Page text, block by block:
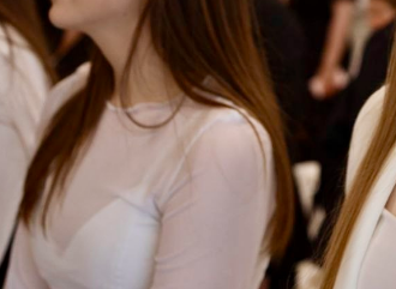
вручение паспортов, а также